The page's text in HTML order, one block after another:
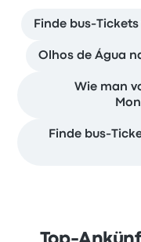
Finde bus-
Olhos de Água
Wie man
Finde bus-